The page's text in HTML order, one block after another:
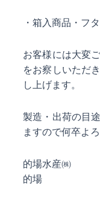
・箱入商品・フ
お客様には大変
をお察しいただ
し上げます。
製造・出荷の目
ますので何卒よ
的場水産㈱
的場